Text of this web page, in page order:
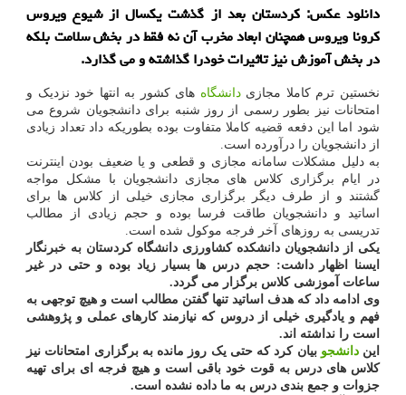
دانلود عکس: کردستان بعد از گذشت یکسال از شیوع ویروس
کرونا ویروس همچنان ابعاد مخرب آن نه فقط در بخش سلامت بلکه
در بخش آموزش نیز تاثیرات خودرا گذاشته و می گذارد.
نخستین ترم کاملا مجازیدانشگاه های کشور به انتها خود نزدیک و
امتحانات نیز بطور رسمی از روز شنبه برای دانشجویان شروع می
شود اما این دفعه قضیه کاملا متفاوت بوده بطوریکه داد تعداد زیادی
از دانشجویان را درآورده است.
به دلیل مشکلات سامانه مجازی و قطعی و یا ضعیف بودن اینترنت
در ایام برگزاری کلاس های مجازی دانشجویان با مشکل مواجه
گشتند و از طرف دیگر برگزاری مجازی خیلی از کلاس ها برای
اساتید و دانشجویان طاقت فرسا بوده و حجم زیادی از مطالب
تدریسی به روزهای آخر فرجه موکول شده است.
یکی از دانشجویان دانشکده کشاورزی دانشگاه کردستان به خبرنگار
ایسنا اظهار داشت: حجم درس ها بسیار زیاد بوده و حتی در غیر
ساعات آموزشی کلاس برگزار می گردد.
وی ادامه داد که هدف اساتید تنها گفتن مطالب است و هیچ توجهی به
فهم و یادگیری خیلی از دروس که نیازمند کارهای عملی و پژوهشی
است را نداشته اند.
ایندانشجو بیان کرد که حتی یک روز مانده به برگزاری امتحانات نیز
کلاس های درس به قوت خود باقی است و هیچ فرجه ای برای تهیه
جزوات و جمع بندی درس به ما داده نشده است.